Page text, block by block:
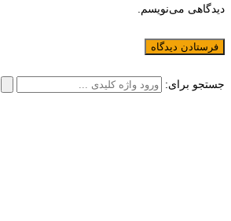
دیدگاهی می‌نویسم.
جستجو برای: